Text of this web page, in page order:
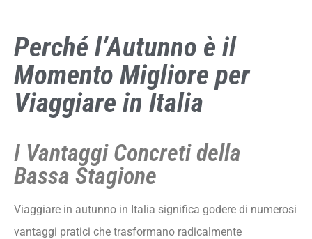
I Vantaggi Concreti della Bassa Stagione
Autunno Gastronomico: Tra Sagre, Tartufi e
Vendemmia
Le 12 Destinazioni Imperdibili per l’Autunno in Italia
1. Langhe (Piemonte)
2. Perugia (Umbria)
3. Matera (Basilicata)
4. Scanno e il Lago di Scanno (Abruzzo)
5. Assisi e Monte Subasio (Umbria)
Perché l’Autunno è il
Momento Migliore per
Viaggiare in Italia
I Vantaggi Concreti della
Bassa Stagione
Viaggiare in autunno in Italia significa godere di numerosi
vantaggi pratici che trasformano radicalmente